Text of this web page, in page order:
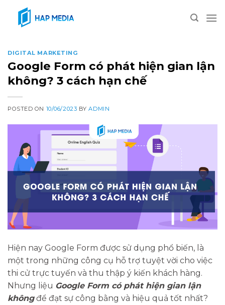
content
DIGITAL MARKETING
Google Form có phát hiện gian lận
không? 3 cách hạn chế
POSTED ON 10/06/2023 BYADMIN
Hiện nay Google Form được sử dụng phổ biến, là
một trong những công cụ hỗ trợ tuyệt vời cho việc
thi cử trực tuyến và thu thập ý kiến khách hàng.
Nhưng liệu Google Form có phát hiện gian lận
khôngđể đạt sự công bằng và hiệu quả tốt nhất?